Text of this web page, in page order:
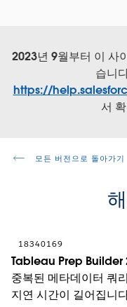
2023년 9월부터 이 사
습니
https://
서
모든 버전으로 돌아가기
18340169
Tableau Prep Builder
중복된 메타데이터 쿼
지연 시간이 길어집니